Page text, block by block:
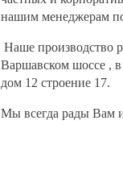
нашим менеджерам
Наше производство
Варшавском шоссе ,
дом 12 строение 17.
Мы всегда рады Вам